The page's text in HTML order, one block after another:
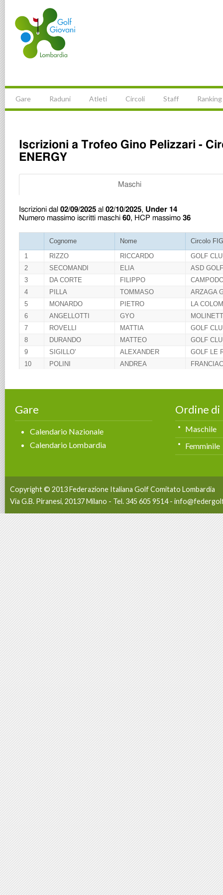
Gare Raduni Atleti Circoli Staff Ranking
Gare
Calendario Nazionale
Calendario Lombardia
Ordine
Maschile
Femminile
Copyright © 2013 Federazione Italiana Golf Comitato Lombardia
Via G.B. Piranesi, 20137 Milano - Tel. 345 605 9514 -